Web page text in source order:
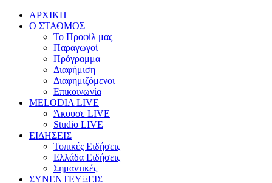
ΑΡΧΙΚΗ
Ο ΣΤΑΘΜΟΣ
Το Προφίλ μας
Παραγωγοί
Πρόγραμμα
Διαφήμιση
Διαφημιζόμενοι
Επικοινωνία
MELODIA LIVE
Άκουσε LIVE
Studio LIVE
ΕΙΔΗΣΕΙΣ
Τοπικές Ειδήσεις
Ελλάδα Ειδήσεις
Σημαντικές
ΣΥΝΕΝΤΕΥΞΕΙΣ